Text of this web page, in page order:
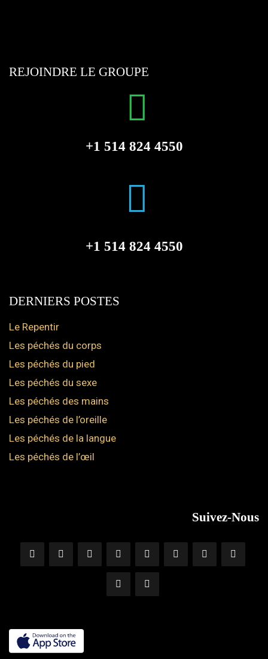
REJOINDRE LE GROUPE
+1 514 824 4550
+1 514 824 4550
DERNIERS POSTES
Le Repentir
Les péchés du corps
Les péchés du pied
Les péchés du sexe
Les péchés des mains
Les péchés de l’oreille
Les péchés de la langue
Les péchés de l’œil
Suivez-Nous